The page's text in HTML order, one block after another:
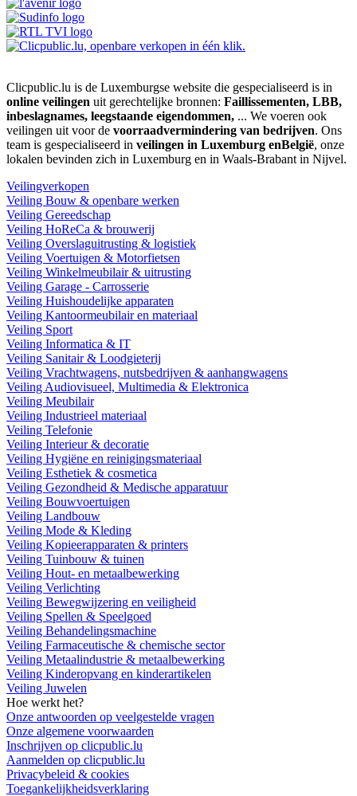
Clicpublic.lu is de Luxemburgse website die gespecialiseerd is in
online veilingen uit gerechtelijke bronnen: Faillissementen, LBB,
inbeslagnames, leegstaande eigendommen, ... We voeren ook
veilingen uit voor de voorraadvermindering van bedrijven. Ons
team is gespecialiseerd in veilingen in Luxemburg enBelgië, onze
lokalen bevinden zich in Luxemburg en in Waals-Brabant in Nijvel.
Veilingverkopen
Veiling Bouw & openbare werken
Veiling Gereedschap
Veiling HoReCa & brouwerij
Veiling Overslaguitrusting & logistiek
Veiling Voertuigen & Motorfietsen
Veiling Winkelmeubilair & uitrusting
Veiling Garage - Carrosserie
Veiling Huishoudelijke apparaten
Veiling Kantoormeubilair en materiaal
Veiling Sport
Veiling Informatica & IT
Veiling Sanitair & Loodgieterij
Veiling Vrachtwagens, nutsbedrijven & aanhangwagens
Veiling Audiovisueel, Multimedia & Elektronica
Veiling Meubilair
Veiling Industrieel materiaal
Veiling Telefonie
Veiling Interieur & decoratie
Veiling Hygiëne en reinigingsmateriaal
Veiling Esthetiek & cosmetica
Veiling Gezondheid & Medische apparatuur
Veiling Bouwvoertuigen
Veiling Landbouw
Veiling Mode & Kleding
Veiling Kopieerapparaten & printers
Veiling Tuinbouw & tuinen
Veiling Hout- en metaalbewerking
Veiling Verlichting
Veiling Bewegwijzering en veiligheid
Veiling Spellen & Speelgoed
Veiling Behandelingsmachine
Veiling Farmaceutische & chemische sector
Veiling Metaalindustrie & metaalbewerking
Veiling Kinderopvang en kinderartikelen
Veiling Juwelen
Hoe werkt het?
Onze antwoorden op veelgestelde vragen
Onze algemene voorwaarden
Inschrijven op clicpublic.lu
Aanmelden op clicpublic.lu
Privacybeleid & cookies
Toegankelijkheidsverklaring